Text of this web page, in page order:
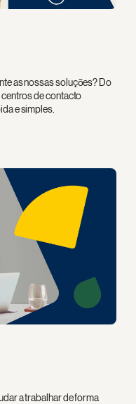
as nossas soluções? Do
centros de contacto
e simples.
a trabalhar de forma